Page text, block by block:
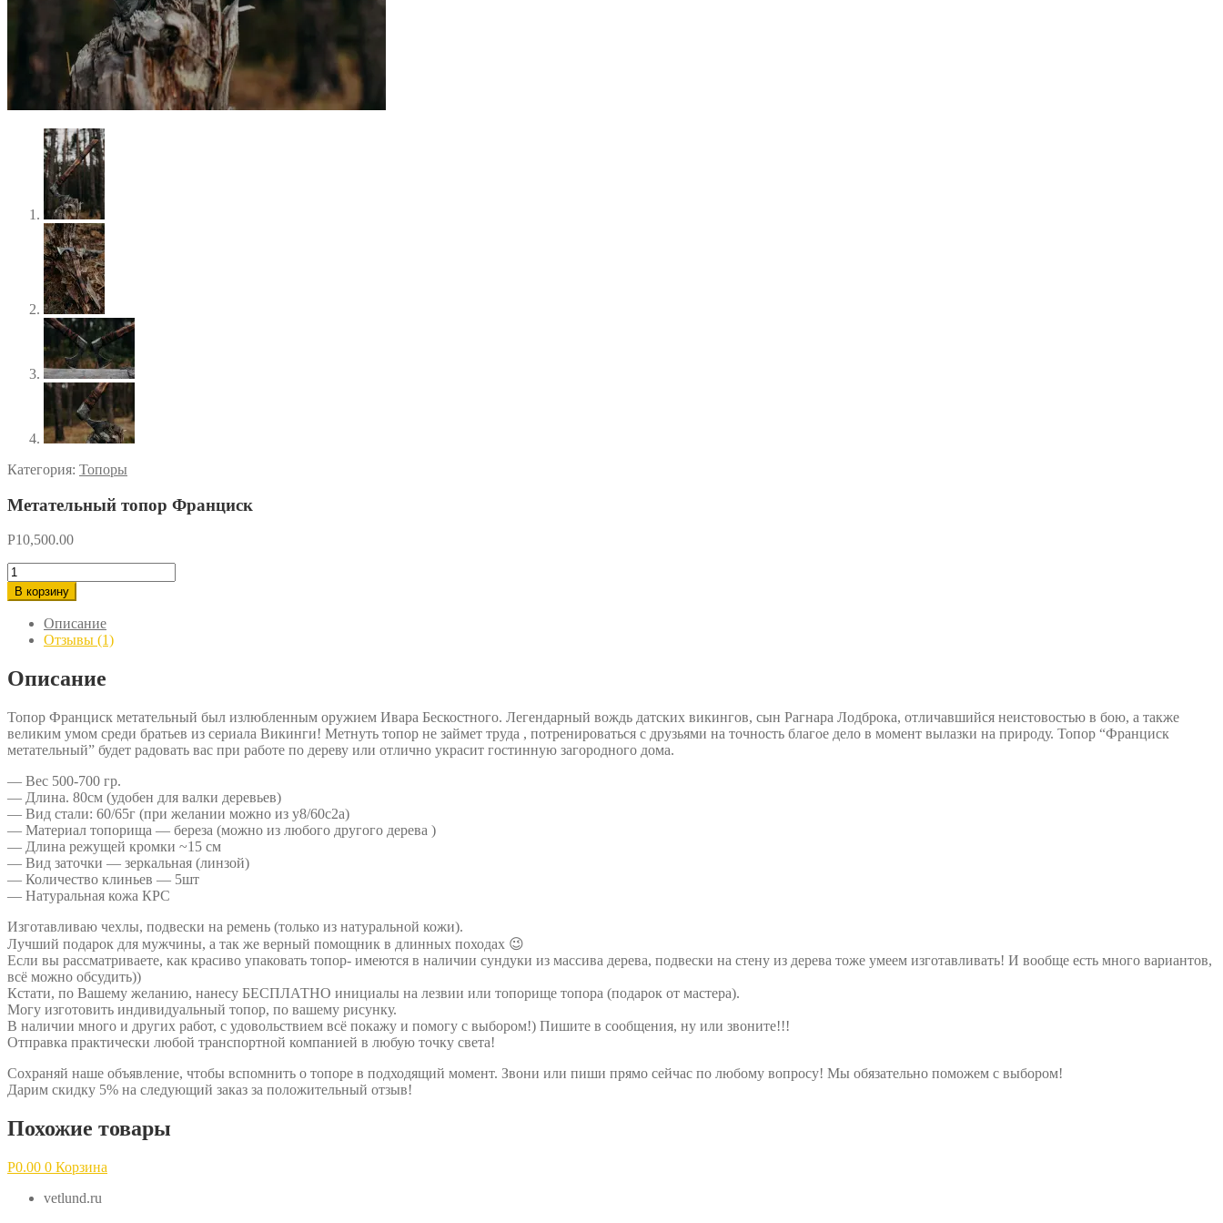
Категория: Топоры
Метательный топор Франциск
Р10,500.00
Количество
товара
Метательный
топор
Франциск
В корзину
Описание
Отзывы (1)
Описание
Топор Франциск метательный был излюбленным оружием Ивара Бескостного. Легендарный вождь датских викингов, сын Рагнара Лодброка, отличавшийся неистовостью в бою, а также
великим умом среди братьев из сериала Викинги! Метнуть топор не займет труда , потренироваться с друзьями на точность благое дело в момент вылазки на природу. Топор “Франциск
метательный” будет радовать вас при работе по дереву или отлично украсит гостинную загородного дома.
— Вес 500-700 гр.
— Длина. 80см (удобен для валки деревьев)
— Вид стали: 60/65г (при желании можно из у8/60с2а)
— Материал топорища — береза (можно из любого другого дерева )
— Длина режущей кромки ~15 см
— Вид заточки — зеркальная (линзой)
— Количество клиньев — 5шт
— Натуральная кожа КРС
Изготавливаю чехлы, подвески на ремень (только из натуральной кожи).
Лучший подарок для мужчины, а так же верный помощник в длинных походах 😉
Если вы рассматриваете, как красиво упаковать топор- имеются в наличии сундуки из массива дерева, подвески на стену из дерева тоже умеем изготавливать! И вообще есть много вариантов,
всё можно обсудить))
Кстати, по Вашему желанию, нанесу БЕСПЛАТНО инициалы на лезвии или топорище топора (подарок от мастера).
Могу изготовить индивидуальный топор, по вашему рисунку.
В наличии много и других работ, с удовольствием всё покажу и помогу с выбором!) Пишите в сообщения, ну или звоните!!!
Отправка практически любой транспортной компанией в любую точку света!
Сохраняй наше объявление, чтобы вспомнить о топоре в подходящий момент. Звони или пиши прямо сейчас по любому вопросу! Мы обязательно поможем с выбором!
Дарим скидку 5% на следующий заказ за положительный отзыв!
Похожие товары
Р0.00 0 Корзина
vetlund.ru